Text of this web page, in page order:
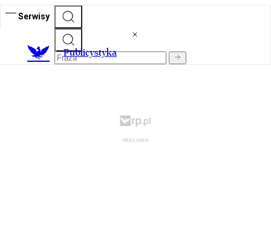
Serwisy
Publicystyka